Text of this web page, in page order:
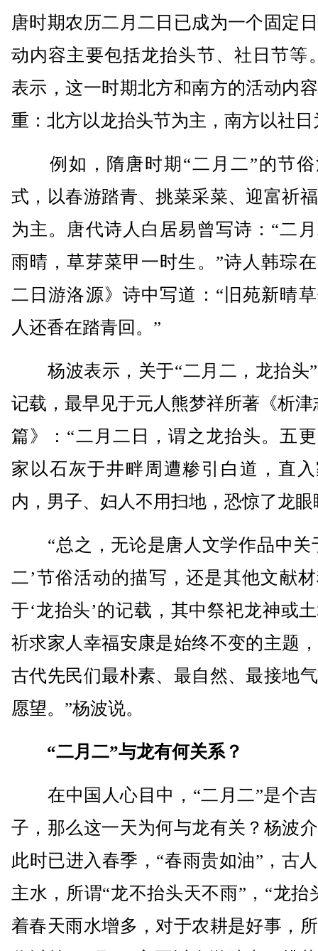
唐时期农历二月二日已成为一个固定
动内容主要包括龙抬头节、社日节等
表示，这一时期北方和南方的活动内
重：北方以龙抬头节为主，南方以社日
例如，隋唐时期“二月二”的节俗
式，以春游踏青、挑菜采菜、迎富祈
为主。唐代诗人白居易曾写诗：“二
雨晴，草芽菜甲一时生。”诗人韩琮
二日游洛源》诗中写道：“旧苑新晴
人还香在踏青回。”
杨波表示，关于“二月二，龙抬头
记载，最早见于元人熊梦祥所著《析津
篇》：“二月二日，谓之龙抬头。五
家以石灰于井畔周遭糁引白道，直
内，男子、妇人不用扫地，恐惊了龙眼
“总之，无论是唐人文学作品中关
二’节俗活动的描写，还是其他文献
于‘龙抬头’的记载，其中祭祀龙神或
祈求家人幸福安康是始终不变的主题
古代先民们最朴素、最自然、最接地
愿望。”杨波说。
“二月二”与龙有何关系？
在中国人心目中，“二月二”是个
子，那么这一天为何与龙有关？杨波
此时已进入春季，“春雨贵如油”，古
主水，所谓“龙不抬头天不雨”，“龙抬
着春天雨水增多，对于农耕是好事，